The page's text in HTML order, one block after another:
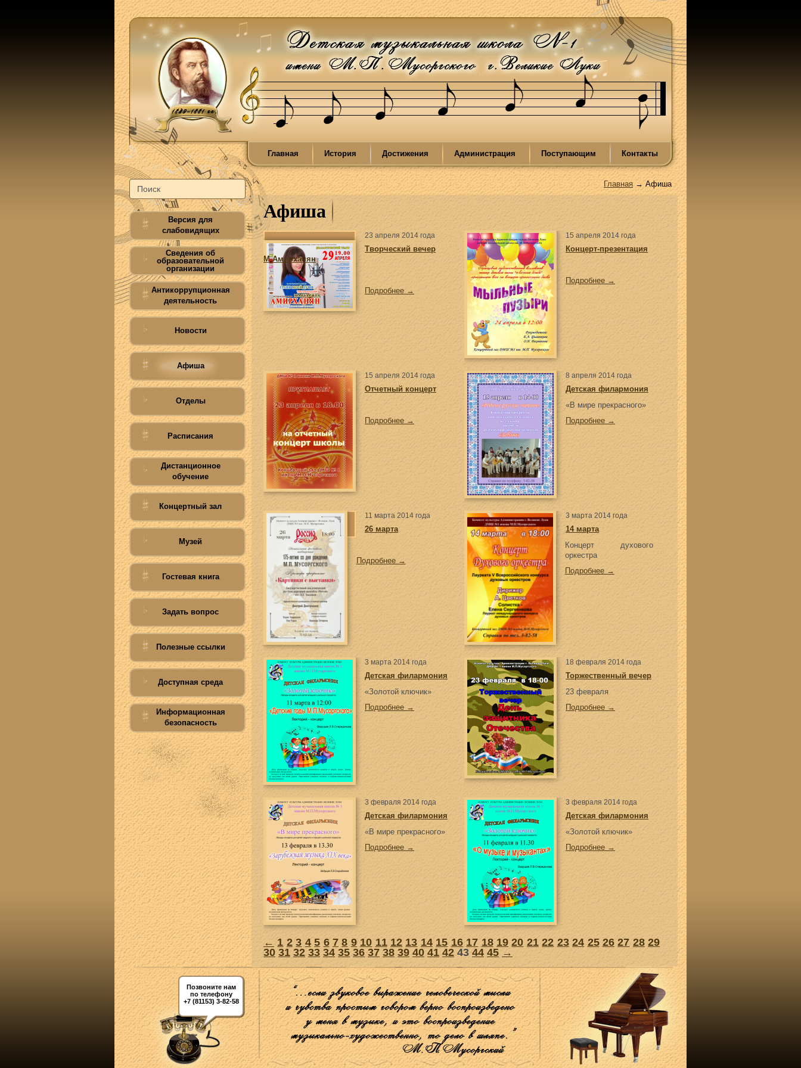
Главная История Достижения Администрация Поступающим Контакты
Версия для
слабовидящих
Сведения об
образовательной
организации
Антикоррупционная
деятельность
Новости
Афиша
Отделы
Расписания
Дистанционное
обучение
Концертный зал
Музей
Гостевая книга
Задать вопрос
Полезные ссылки
Доступная среда
Информационная
безопасность
Главная → Афиша
Афиша
23 апреля 2014 года
Творческий вечер
М.Амирханян
Подробнее →
15 апреля 2014 года
Концерт-презентация
Подробнее →
15 апреля 2014 года
Отчетный концерт
Подробнее →
8 апреля 2014 года
Детская филармония
«В мире прекрасного»
Подробнее →
11 марта 2014 года
26 марта
Подробнее →
3 марта 2014 года
14 марта
Концерт духового
оркестра
Подробнее →
3 марта 2014 года
Детская филармония
«Золотой ключик»
Подробнее →
18 февраля 2014 года
Торжественный вечер
23 февраля
Подробнее →
3 февраля 2014 года
Детская филармония
«В мире прекрасного»
Подробнее →
3 февраля 2014 года
Детская филармония
«Золотой ключик»
Подробнее →
← 1 2 3 4 5 6 7 8 9 10 11 12 13 14 15 16 17 18 19 20 21 22 23 24 25 26 27 28 29
30 31 32 33 34 35 36 37 38 39 40 41 42 43 44 45 →
Позвоните нам
по телефону
+7 (81153) 3-82-58